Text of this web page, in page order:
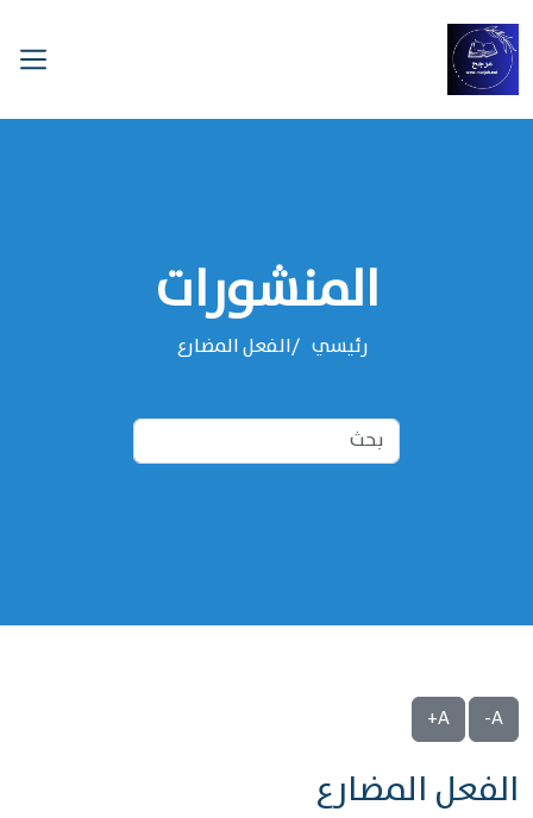
المنشورات
رئيسي ‌‌الفعل المضارع
A-
A+
‌‌الفعل المضارع